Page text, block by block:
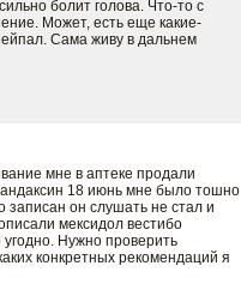
болит голова. Что-то с
Может, есть еще какие-
Сама живу в дальнем
мне в аптеке продали
18 июнь мне было тошно
записан он слушать не стал и
мексидол вестибо
Нужно проверить
конкретных рекомендаций я